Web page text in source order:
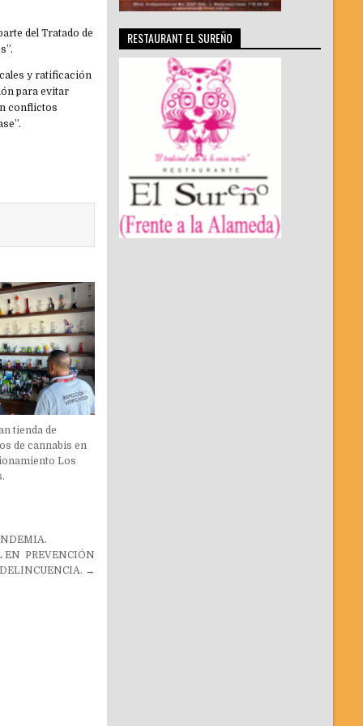
del Tratado de
y ratificación
para evitar
conflictos
tienda de
de cannabis en
Los
EN PREVENCIÓN
→
RESTAURANT EL SUREÑO